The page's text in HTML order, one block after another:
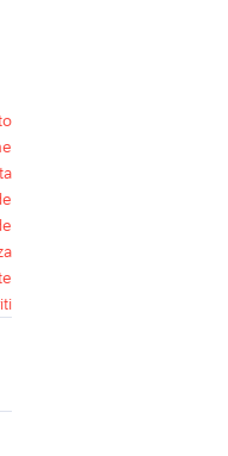
a6 berlina